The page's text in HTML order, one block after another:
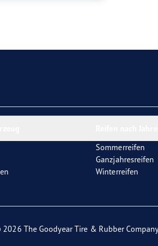
Sommerreifen
Ganzjahresreifen
Winterreifen
The Goodyear Tire & Rubber